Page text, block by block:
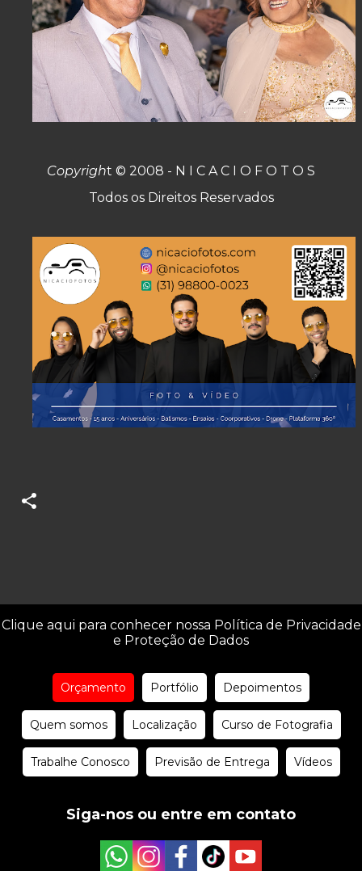
Copyright © 2008 - N I C A C I O F O T O S
Todos os Direitos Reservados
Clique aqui para conhecer nossa Política de Privacidade
e Proteção de Dados
Orçamento Portfólio Depoimentos
Quem somos Localização Curso de Fotografia
Trabalhe Conosco Previsão de Entrega Vídeos
Siga-nos ou entre em contato